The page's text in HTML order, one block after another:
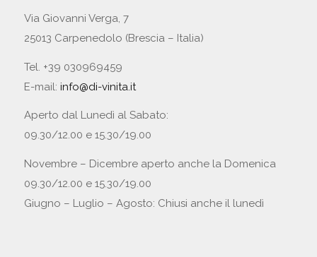
Via Giovanni Verga, 7
25013 Carpenedolo (Brescia – Italia)
Tel. +39 030969459
E-mail: info@di-vinita.it
Aperto dal Lunedì al Sabato:
09.30/12.00 e 15.30/19.00
Novembre – Dicembre aperto anche la Domenica
09.30/12.00 e 15.30/19.00
Giugno – Luglio – Agosto: Chiusi anche il lunedì